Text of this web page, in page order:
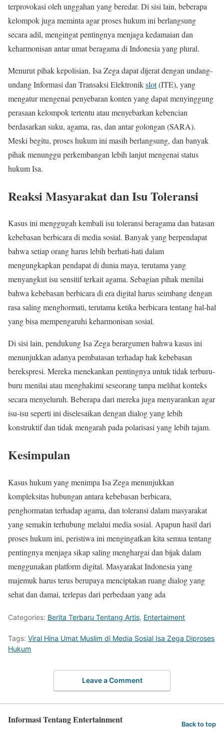
terprovokasi oleh unggahan yang beredar. Di sisi lain, beberapa
kelompok juga meminta agar proses hukum ini berlangsung
secara adil, mengingat pentingnya menjaga kedamaian dan
keharmonisan antar umat beragama di Indonesia yang plural.
Menurut pihak kepolisian, Isa Zega dapat dijerat dengan undang-
undang Informasi dan Transaksi Elektronikslot(ITE), yang
mengatur mengenai penyebaran konten yang dapat menyinggung
perasaan kelompok tertentu atau menyebarkan kebencian
berdasarkan suku, agama, ras, dan antar golongan (SARA).
Meski begitu, proses hukum ini masih berlangsung, dan banyak
pihak menunggu perkembangan lebih lanjut mengenai status
hukum Isa.
Reaksi Masyarakat dan Isu Toleransi
Kasus ini menggugah kembali isu toleransi beragama dan batasan
kebebasan berbicara di media sosial. Banyak yang berpendapat
bahwa setiap orang harus lebih berhati-hati dalam
mengungkapkan pendapat di dunia maya, terutama yang
menyangkut isu sensitif terkait agama. Sebagian pihak menilai
bahwa kebebasan berbicara di era digital harus seimbang dengan
rasa saling menghormati, terutama ketika berbicara tentang hal-hal
yang bisa mempengaruhi keharmonisan sosial.
Di sisi lain, pendukung Isa Zega berargumen bahwa kasus ini
menunjukkan adanya pembatasan terhadap hak kebebasan
berekspresi. Mereka menekankan pentingnya untuk tidak terburu-
buru menilai atau menghakimi seseorang tanpa melihat konteks
secara menyeluruh. Beberapa dari mereka juga menyarankan agar
isu-isu seperti ini diselesaikan dengan dialog yang lebih
konstruktif dan tidak mengarah pada polarisasi yang lebih tajam.
Kesimpulan
Kasus hukum yang menimpa Isa Zega menunjukkan
kompleksitas hubungan antara kebebasan berbicara,
penghormatan terhadap agama, dan toleransi dalam masyarakat
yang semakin terhubung melalui media sosial. Apapun hasil dari
proses hukum ini, peristiwa ini mengingatkan kita semua tentang
pentingnya menjaga sikap saling menghargai dan bijak dalam
menggunakan platform digital. Masyarakat Indonesia yang
majemuk harus terus berupaya menciptakan ruang dialog yang
sehat dan damai, terlepas dari perbedaan yang ada
Categories: Berita Terbaru Tentang Artis, Entertaiment
Tags: Viral Hina Umat Muslim di Media Sosial Isa Zega Diproses
Hukum
Leave a Comment
Informasi Tentang Entertainment Back to top